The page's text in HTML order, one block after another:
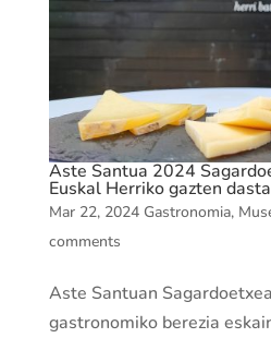
Aste Santua 2024
Euskal Herriko gazten
Mar 22, 2024 Gastronomia,
comments
Aste Santuan
gastronomiko berezia